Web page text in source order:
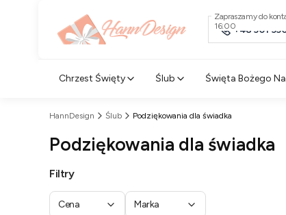
Zapraszamy do
16:00+48 501
Chrzest Święty Ślub Święta Bożego
HannDesign Ślub Podziękowania dla świadka
Podziękowania dla świadka
Filtry
Cena Marka